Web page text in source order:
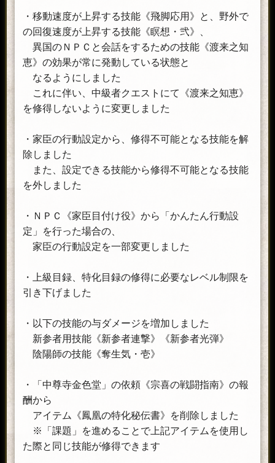
・移動速度が上昇する技能《飛脚応用》と、野外で
の回復速度が上昇する技能《瞑想・弐》、
異国のＮＰＣと会話をするための技能《渡来之知
恵》の効果が常に発動している状態と
なるようにしました
これに伴い、中級者クエストにて《渡来之知恵》
を修得しないように変更しました
・家臣の行動設定から、修得不可能となる技能を解
除しました
また、設定できる技能から修得不可能となる技能
を外しました
・ＮＰＣ《家臣目付け役》から「かんたん行動設
定」を行った場合の、
家臣の行動設定を一部変更しました
・上級目録、特化目録の修得に必要なレベル制限を
引き下げました
・以下の技能の与ダメージを増加しました
新参者用技能《新参者連撃》《新参者光弾》
陰陽師の技能《奪生気・壱》
・「中尊寺金色堂」の依頼《宗喜の戦闘指南》の報
酬から
アイテム《鳳凰の特化秘伝書》を削除しました
※「課題」を進めることで上記アイテムを使用し
た際と同じ技能が修得できます